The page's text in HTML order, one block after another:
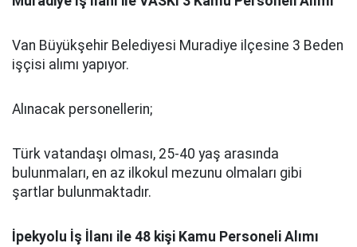
Van Büyükşehir Belediyesi Muradiye ilçesine 3 Beden
işçisi alımı yapıyor.
Alınacak personellerin;
Türk vatandaşı olması, 25-40 yaş arasında
bulunmaları, en az ilkokul mezunu olmaları gibi
şartlar bulunmaktadır.
İpekyolu İş İlanı ile 48 kişi Kamu Personeli Alımı